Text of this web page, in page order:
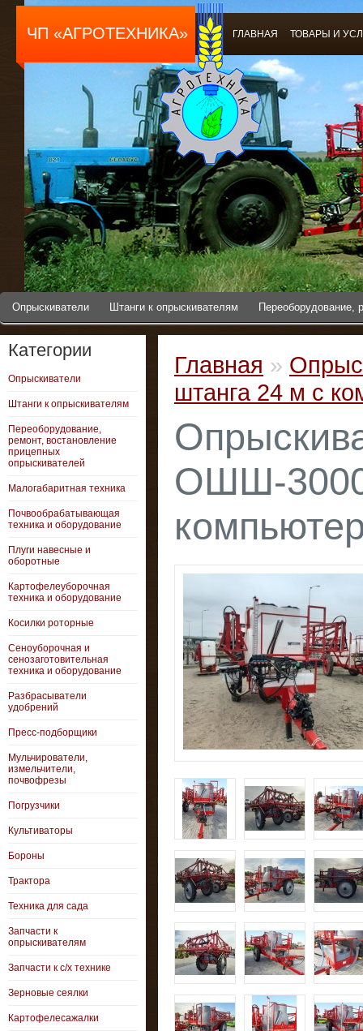
ЧП «АГРОТЕХНИКА» ГЛАВНАЯ ТОВАРЫ И
Опрыскиватели Штанги к опрыскивателям Переоборудование,
Категории
Опрыскиватели
Штанги к опрыскивателям
Переоборудование,
ремонт, востановление
прицепных
опрыскивателей
Малогабаритная техника
Почвообрабатывающая
техника и оборудование
Плуги навесные и
оборотные
Картофелеуборочная
техника и оборудование
Косилки роторные
Сеноуборочная и
сенозаготовительная
техника и оборудование
Разбрасыватели
удобрений
Пресс-подборщики
Мульчирователи,
измельчители,
почвофрезы
Погрузчики
Культиваторы
Бороны
Трактора
Техника для сада
Запчасти к
опрыскивателям
Запчасти к с/х технике
Зерновые сеялки
Картофелесажалки
Главная »
штанга 24 м с
ОШШ-3000